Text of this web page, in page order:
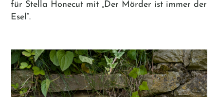
für Stella Honecut mit „Der Mörder ist immer der
Esel“.